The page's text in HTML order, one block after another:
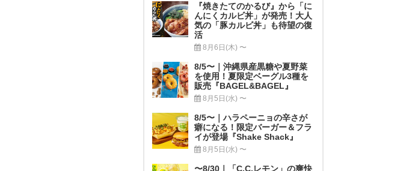
『焼きたてのかるび』から「に
んにくカルビ丼」が発売！大人
気の「豚カルビ丼」も待望の復
活
8月6日(木) 〜
8/5〜｜沖縄県産黒糖や夏野菜
を使用！夏限定ベーグル3種を
販売『BAGEL&BAGEL』
8月5日(水) 〜
8/5〜｜ハラペーニョの辛さが
癖になる！限定バーガー＆フラ
イが登場『Shake Shack』
8月5日(水) 〜
〜8/30｜「C.C.レモン」の爽快